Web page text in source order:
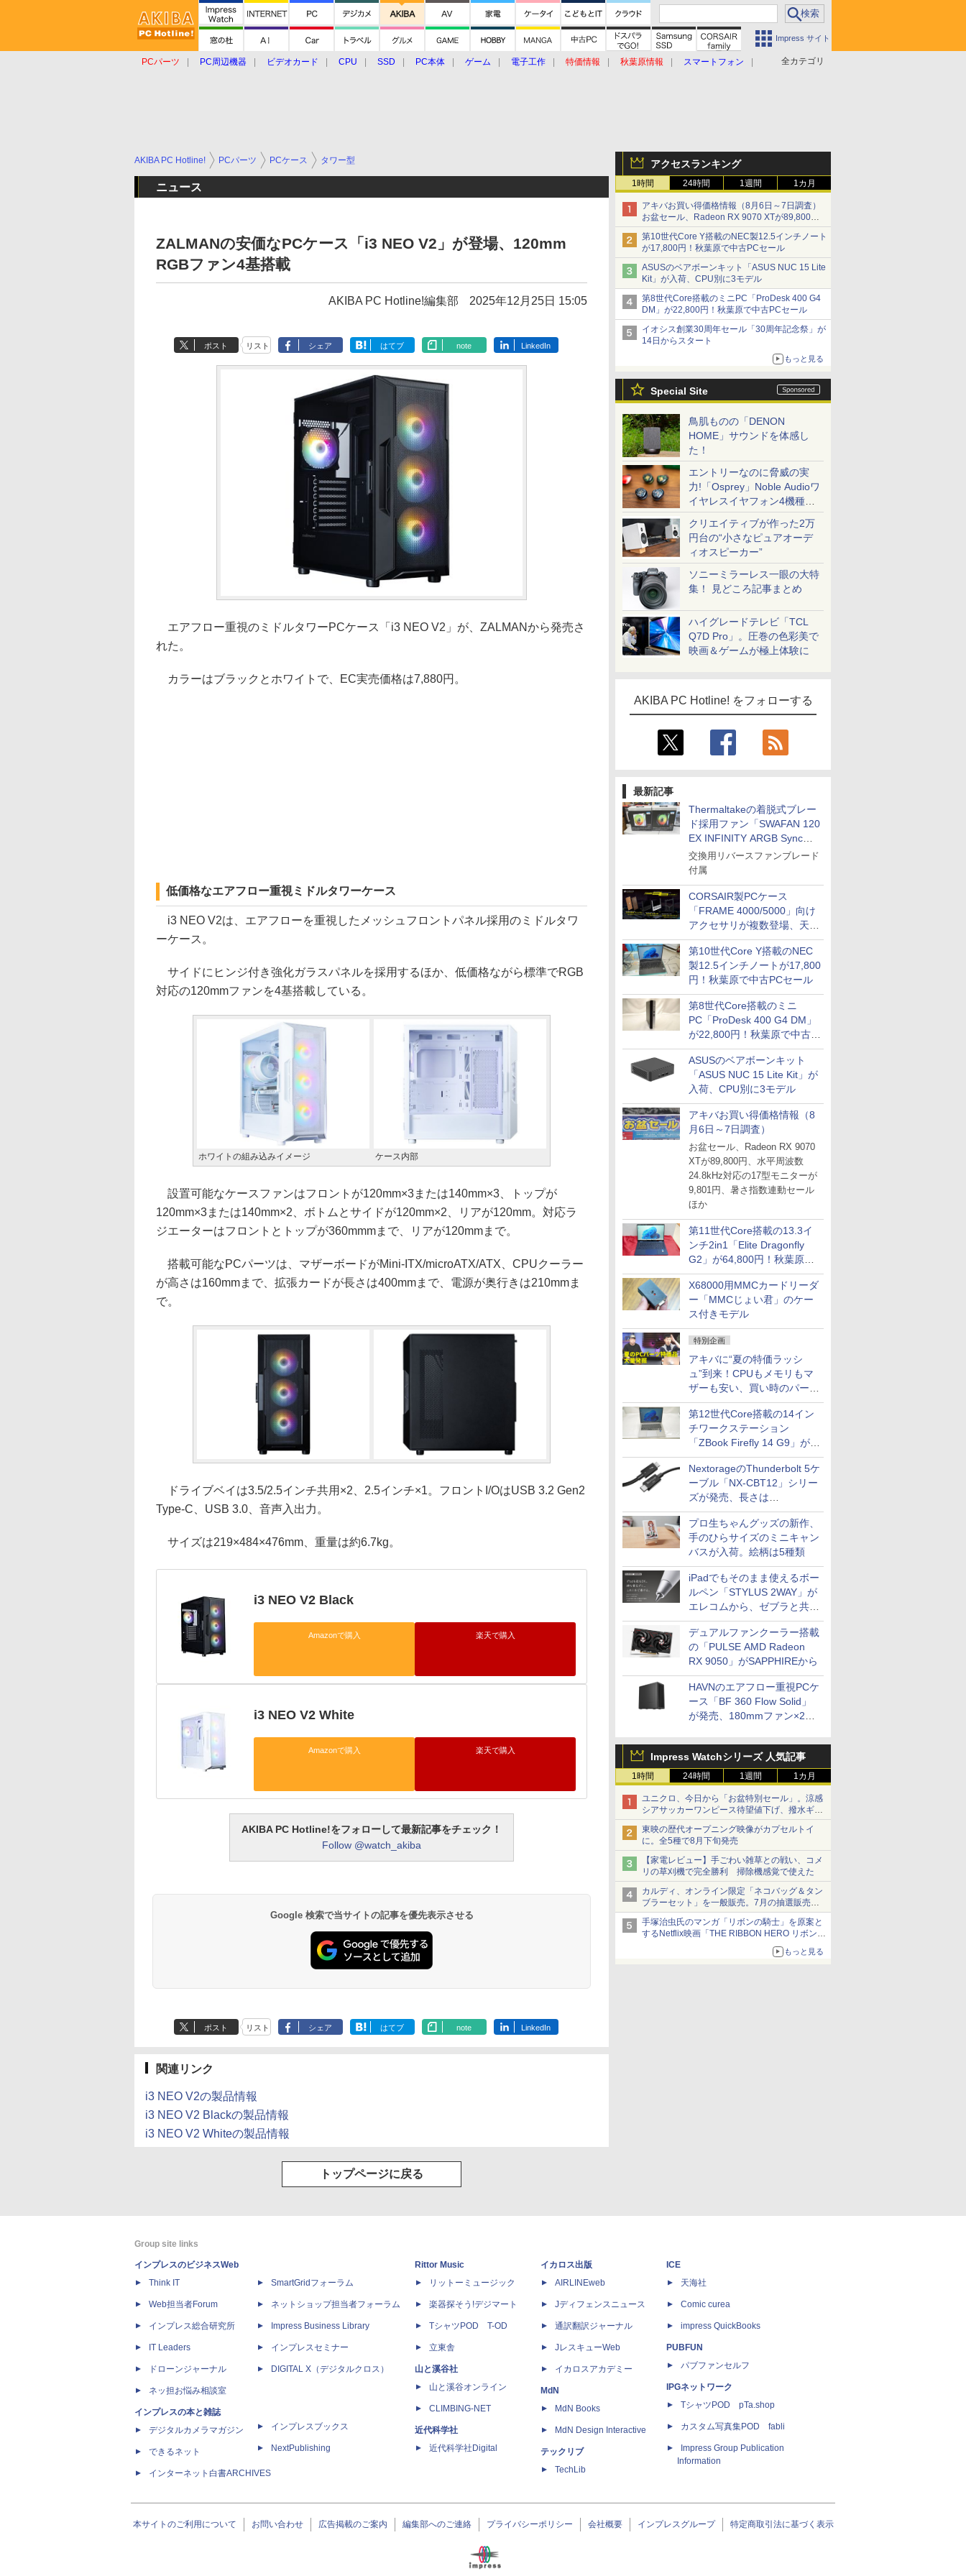
Impress サイト
全カテゴリ
PCパーツ PC周辺機器 ビデオカード CPU SSD PC本体 ゲーム 電子工作 特価情報 秋葉原情報
スマートフォン
アクセスランキング
1時間 24時間 1週間 1カ月
アキバお買い得価格情報（8月6日～7日調査）
お盆セール、Radeon RX 9070 XTが89,800
円、水平周波数24.8kHz対応の17型モニターが
9,801円、暑さ指数連動セール ほか
第10世代Core Y搭載のNEC製12.5インチノート
が17,800円！秋葉原で中古PCセール
ASUSのベアボーンキット「ASUS NUC 15 Lite
Kit」が入荷、CPU別に3モデル
第8世代Core搭載のミニPC「ProDesk 400 G4
DM」が22,800円！秋葉原で中古PCセール
イオシス創業30周年セール「30周年記念祭」が
14日からスタート
もっと見る
Special Site
鳥肌ものの「DENON
HOME」サウンドを体感し
た！
エントリーなのに脅威の実
力!「Osprey」Noble Audioワ
イヤレスイヤフォン4機種を
一気に聴く
クリエイティブが作った2万
円台の“小さなピュアオーデ
ィオスピーカー”
ソニーミラーレス一眼の大特
集！ 見どころ記事まとめ
ハイグレードテレビ「TCL
Q7D Pro」。圧巻の色彩美で
映画＆ゲームが極上体験に
AKIBA PC Hotline! をフォローする
最新記事
Thermaltakeの着脱式ブレー
ド採用ファン「SWAFAN 120
EX INFINITY ARGB Sync」
に単品パッケージ
交換用リバースファンブレード
付属
CORSAIR製PCケース
「FRAME 4000/5000」向け
アクセサリが複数登場、天然
木製パネルや背面コネクタ対
応トレイなど
第10世代Core Y搭載のNEC
製12.5インチノートが17,800
円！秋葉原で中古PCセール
第8世代Core搭載のミニ
PC「ProDesk 400 G4 DM」
が22,800円！秋葉原で中古
PCセール
ASUSのベアボーンキット
「ASUS NUC 15 Lite Kit」が
入荷、CPU別に3モデル
アキバお買い得価格情報（8
月6日～7日調査）
お盆セール、Radeon RX 9070
XTが89,800円、水平周波数
24.8kHz対応の17型モニターが
9,801円、暑さ指数連動セール
ほか
第11世代Core搭載の13.3イ
ンチ2in1「Elite Dragonfly
G2」が64,800円！秋葉原で
中古PCセール
X68000用MMCカードリーダ
ー「MMCじょい君」のケー
ス付きモデル
特別企画
アキバに“夏の特価ラッシ
ュ”到来！CPUもメモリもマ
ザーも安い、買い時のパーツ
は？【8月7日(金)22時配信】
第12世代Core搭載の14イン
チワークステーション
「ZBook Firefly 14 G9」が
79,800円！秋葉原で中古PC
セール
NextorageのThunderbolt 5ケ
ーブル「NX-CBT12」シリー
ズが発売、長さは
30cm/50cm/1mの3種類
プロ生ちゃんグッズの新作、
手のひらサイズのミニキャン
バスが入荷。絵柄は5種類
iPadでもそのまま使えるボー
ルペン「STYLUS 2WAY」が
エレコムから、ゼブラと共同
開発
デュアルファンクーラー搭載
の「PULSE AMD Radeon
RX 9050」がSAPPHIREから
HAVNのエアフロー重視PCケ
ース「BF 360 Flow Solid」
が発売、180mmファン×2搭
Impress Watchシリーズ 人気記事
1時間 24時間 1週間 1カ月
ユニクロ、今日から「お盆特別セール」。涼感
シアサッカーワンピース待望値下げ、撥水ギア
ショーツは1990円に
東映の歴代オープニング映像がカプセルトイ
に。全5種で8月下旬発売
【家電レビュー】手ごわい雑草との戦い、コメ
リの草刈機で完全勝利 掃除機感覚で使えた
カルディ、オンライン限定「ネコバッグ＆タン
ブラーセット」を一般販売。7月の抽選販売の
当選無効分
手塚治虫氏のマンガ「リボンの騎士」を原案と
するNetflix映画「THE RIBBON HERO リボンヒ
もっと見る
AKIBA PC Hotline! PCパーツ PCケース タワー型
ニュース
ZALMANの安価なPCケース「i3 NEO V2」が登場、120mm
RGBファン4基搭載
AKIBA PC Hotline!編集部 2025年12月25日 15:05
ポスト リスト シェア はてブ note LinkedIn
エアフロー重視のミドルタワーPCケース「i3 NEO V2」が、ZALMANから発売さ
れた。
カラーはブラックとホワイトで、EC実売価格は7,880円。
低価格なエアフロー重視ミドルタワーケース
i3 NEO V2は、エアフローを重視したメッシュフロントパネル採用のミドルタワ
ーケース。
サイドにヒンジ付き強化ガラスパネルを採用するほか、低価格ながら標準でRGB
対応の120mmファンを4基搭載している。
ホワイトの組み込みイメージ ケース内部
設置可能なケースファンはフロントが120mm×3または140mm×3、トップが
120mm×3または140mm×2、ボトムとサイドが120mm×2、リアが120mm。対応ラ
ジエーターはフロントとトップが360mmmまで、リアが120mmまで。
搭載可能なPCパーツは、マザーボードがMini-ITX/microATX/ATX、CPUクーラー
が高さは160mmまで、拡張カードが長さは400mmまで、電源が奥行きは210mmま
で。
ドライブベイは3.5/2.5インチ共用×2、2.5インチ×1。フロントI/OはUSB 3.2 Gen2
Type-C、USB 3.0、音声入出力。
サイズは219×484×476mm、重量は約6.7kg。
i3 NEO V2 Black
Amazonで購入 楽天で購入
i3 NEO V2 White
Amazonで購入 楽天で購入
AKIBA PC Hotline!をフォローして最新記事をチェック！
Follow @watch_akiba
Google 検索で当サイトの記事を優先表示させる
ポスト リスト シェア はてブ note LinkedIn
関連リンク
i3 NEO V2の製品情報
i3 NEO V2 Blackの製品情報
i3 NEO V2 Whiteの製品情報
トップページに戻る
Group site links
インプレスのビジネスWeb
Think IT
Web担当者Forum
インプレス総合研究所
IT Leaders
ドローンジャーナル
ネッ担お悩み相談室
インプレスの本と雑誌
デジタルカメラマガジン
できるネット
インターネット白書ARCHIVES
SmartGridフォーラム
ネットショップ担当者フォーラム
Impress Business Library
インプレスセミナー
DIGITAL X（デジタルクロス）
インプレスブックス
NextPublishing
Rittor Music
リットーミュージック
楽器探そう!デジマート
TシャツPOD T-OD
立東舎
山と溪谷社
山と溪谷オンライン
CLIMBING-NET
近代科学社
近代科学社Digital
イカロス出版
AIRLINEweb
Jディフェンスニュース
通訳翻訳ジャーナル
JレスキューWeb
イカロスアカデミー
MdN
MdN Books
MdN Design Interactive
テックリブ
TechLib
ICE
天海社
Comic curea
impress QuickBooks
PUBFUN
パブファンセルフ
IPGネットワーク
TシャツPOD pTa.shop
カスタム写真集POD fabli
Impress Group Publication
Information
本サイトのご利用について お問い合わせ 広告掲載のご案内 編集部へのご連絡 プライバシーポリシー 会社概要 インプレスグループ 特定商取引法に基づく表示